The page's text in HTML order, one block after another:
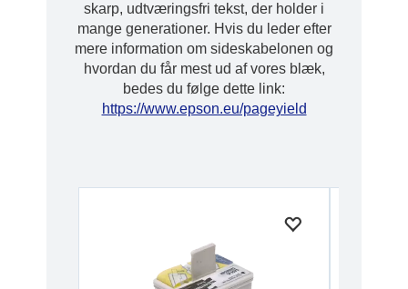
skarp, udtværingsfri tekst, der holder i
mange generationer. Hvis du leder efter
mere information om sideskabelonen og
hvordan du får mest ud af vores blæk,
bedes du følge dette link:
https://www.epson.eu/pageyield